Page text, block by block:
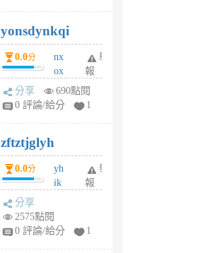
6
個
月
前
yonsdynkqi
0.0分
nx
ox
rh
pe
月
前
舉
報
分享
690點閱
0 評論/給分
1
zftztjglyh
0.0分
yh
ik
tu
舉
報
分享
2575點閱
0 評論/給分
1